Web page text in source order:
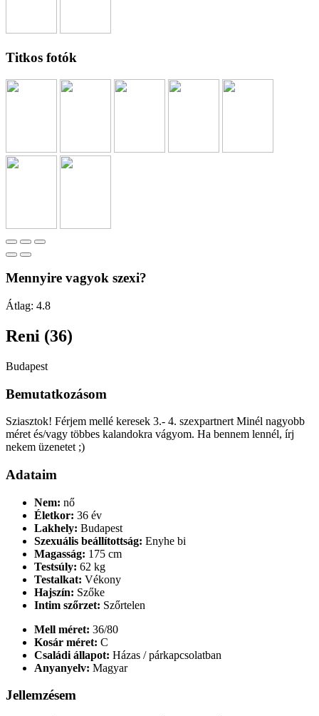
Titkos fotók
Mennyire vagyok szexi?
Átlag: 4.8
Reni (36)
Budapest
Bemutatkozásom
Sziasztok! Férjem mellé keresek 3.- 4. szexpartnert Minél nagyobb
méret és/vagy többes kalandokra vágyom. Ha bennem lennél, írj
nekem üzenetet ;)
Adataim
Nem: nő
Életkor: 36 év
Lakhely: Budapest
Szexuális beállítottság: Enyhe bi
Magasság: 175 cm
Testsúly: 62 kg
Testalkat: Vékony
Hajszín: Szőke
Intim szőrzet: Szőrtelen
Mell méret: 36/80
Kosár méret: C
Családi állapot: Házas / párkapcsolatban
Anyanyelv: Magyar
Jellemzésem